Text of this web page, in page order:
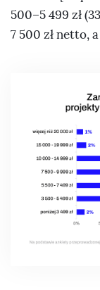
500–5 499 zł
7 500 zł netto,